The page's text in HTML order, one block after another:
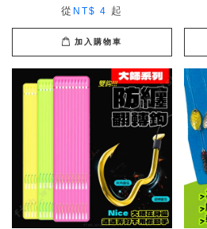
從 NT$ 4 起
加入購物車